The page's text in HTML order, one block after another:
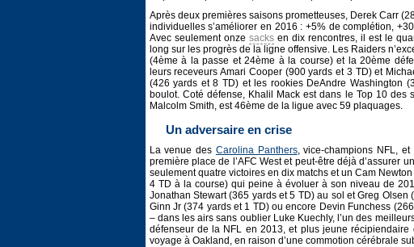
Après deux premières saisons prometteuses, Derek Carr
individuelles s’améliorer en 2016 : +5% de complétion,
Avec seulement onze sacksen dix rencontres, il est le
long sur les progrès de la ligne offensive. Les Raiders
(4ème à la passe et 24ème à la course) et la 20ème
leurs receveurs Amari Cooper (900 yards et 3 TD) et
(426 yards et 8 TD) et les rookies DeAndre Washington
boulot. Coté défense, Khalil Mack est dans le Top 10
Malcolm Smith, est 46ème de la ligue avec 59 plaquages.
Un adversaire en crise
La venue des Carolina Panthers, vice-champions NFL,
première place de l’AFC West et peut-être déjà d’assurer
seulement quatre victoires en dix matchs et un Cam
4 TD à la course) qui peine à évoluer à son niveau de
Jonathan Stewart (365 yards et 5 TD) au sol et Greg
Ginn Jr (374 yards et 1 TD) ou encore Devin Funchess
– dans les airs sans oublier Luke Kuechly, l’un des
défenseur de la NFL en 2013, et plus jeune
voyage à Oakland, en raison d’une commotion cérébrale